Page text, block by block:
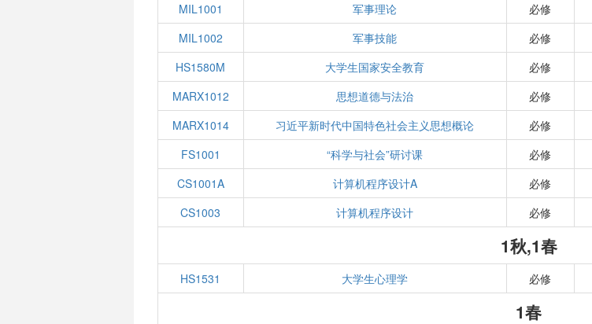
MIL1001
军事理论 必修
MIL1002
军事技能 必修
HS1580M
大学生国家安全教育 必修
MARX1012
思想道德与法治 必修
MARX1014
习近平新时代中国特色社会主义思想概论 必修
FS1001
“科学与社会”研讨课 必修
CS1001A
计算机程序设计A 必修
CS1003
计算机程序设计 必修
1秋,1春
HS1531 大学生心理学 必修
1春